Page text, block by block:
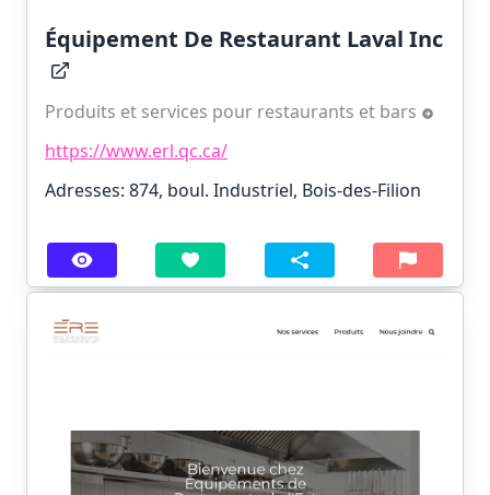
Équipement De Restaurant Laval Inc
Produits et services pour restaurants et bars
https://www.erl.qc.ca/
Adresses: 874, boul. Industriel, Bois-des-Filion